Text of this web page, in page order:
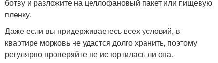
ботву и разложите на целлофановый пакет или пищевую
пленку.
Даже если вы придерживаетесь всех условий, в
квартире морковь не удастся долго хранить, поэтому
регулярно проверяйте не испортилась ли она.